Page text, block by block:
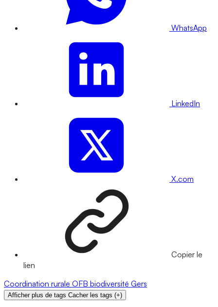
WhatsApp
LinkedIn
X.com
Copier le
lien
Coordination rurale OFB biodiversité Gers
Afficher plus de tags Cacher les tags (+)